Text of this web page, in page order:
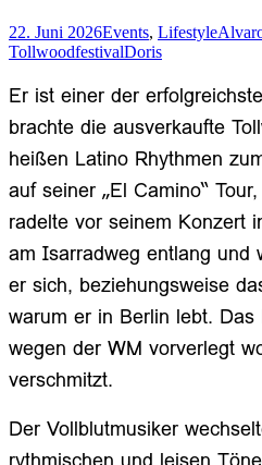
22. Juni 2026Events, Lifestyle
TollwoodfestivalDoris
Er ist einer der
brachte die ausverkaufte
heißen Latino Rhythmen
auf seiner „El Camino“
radelte vor seinem Konzert
am Isarradweg entlang und
er sich, beziehungsweise
warum er in Berlin lebt.
wegen der WM vorverlegt
verschmitzt.
Der Vollblutmusiker